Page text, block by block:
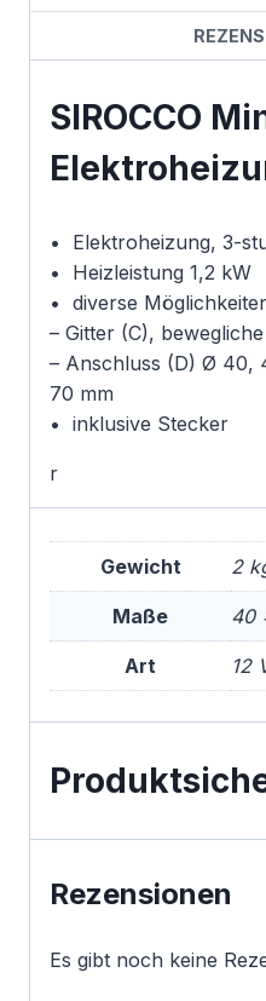
SIROCCO
• Elektroheizung, 3-
• Heizleistung 1,2 kW
• diverse
– Gitter (C),
– Anschluss (D) Ø 40,
70 mm
• inklusive Stecker
r
Gewicht 2
Maße 40
Art 12
Rezensionen
Es gibt noch keine